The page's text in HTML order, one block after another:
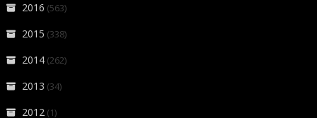
2016 (563)
2015 (338)
2014 (262)
2013 (34)
2012 (1)